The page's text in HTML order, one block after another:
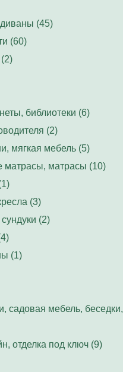
(45)
(60)
библиотеки (6)
(2)
мягкая мебель (5)
матрасы, матрасы (10)
(3)
(2)
(1)
садовая мебель, беседки,
отделка под ключ (9)